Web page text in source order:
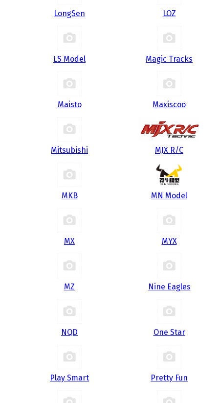
LongSen LOZ
LS Model Magic Tracks
Maisto Maxiscoo
Mitsubishi MJX R/C
MKB MN Model
MX MYX
MZ Nine Eagles
NQD One Star
Play Smart Pretty Fun